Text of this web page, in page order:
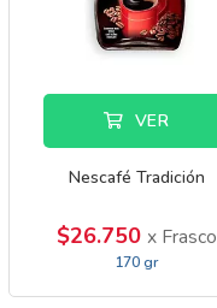
VER
Nescafé Tradición
$26.750 x Frasco
170 gr